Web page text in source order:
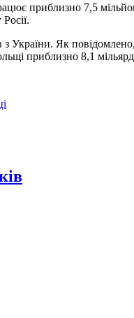
приблизно 7,5
України. Як
приблизно 8,1